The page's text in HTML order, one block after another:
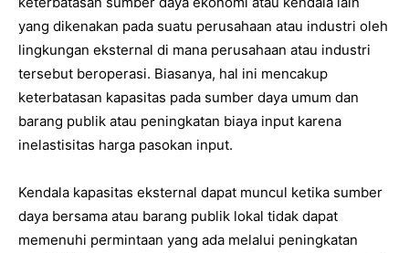
yang dikenakan pada suatu perusahaan atau industri oleh
lingkungan eksternal di mana perusahaan atau industri
tersebut beroperasi. Biasanya, hal ini mencakup
keterbatasan kapasitas pada sumber daya umum dan
barang publik atau peningkatan biaya input karena
inelastisitas harga pasokan input.
Kendala kapasitas eksternal dapat muncul ketika sumber
daya bersama atau barang publik lokal tidak dapat
memenuhi permintaan yang ada melalui peningkatan